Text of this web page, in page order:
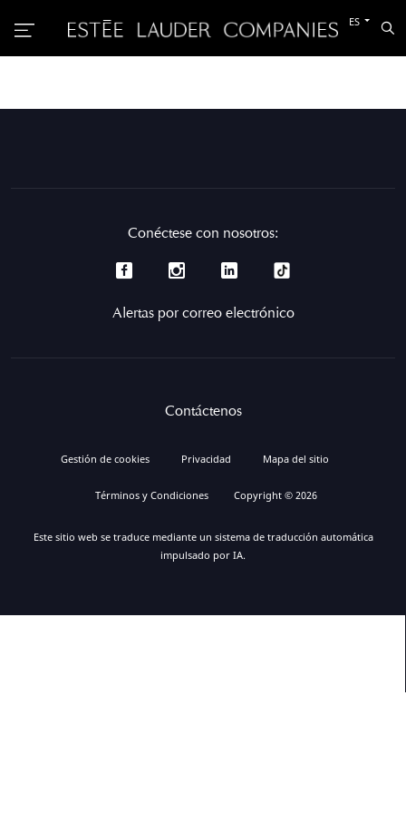
Cambiar
idioma
ES
Conéctese con nosotros:
Alertas por correo electrónico
Contáctenos
Gestión de cookies Privacidad Mapa del sitio
Términos y Condiciones Copyright © 2026
Este sitio web se traduce mediante un sistema de traducción automática
impulsado por IA.